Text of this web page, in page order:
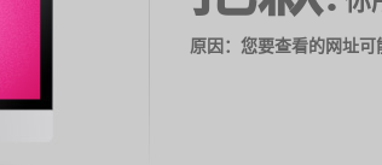
原因：您要查看的网址可